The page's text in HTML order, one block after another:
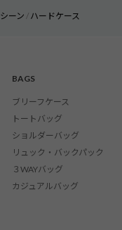
シーン ハードケース
BAGS
ブリーフケース
トートバッグ
ショルダーバッグ
リュック・バックパック
３WAYバッグ
カジュアルバッグ